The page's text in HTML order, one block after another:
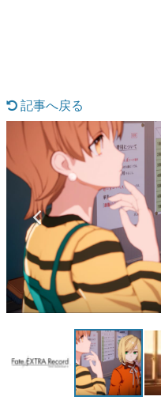
カテゴリ
特集記事
マンガ
女性向け
アプリレビュー
その他
電ファミニコゲーマーとは？
運営：株式会社マレ
記事へ戻る